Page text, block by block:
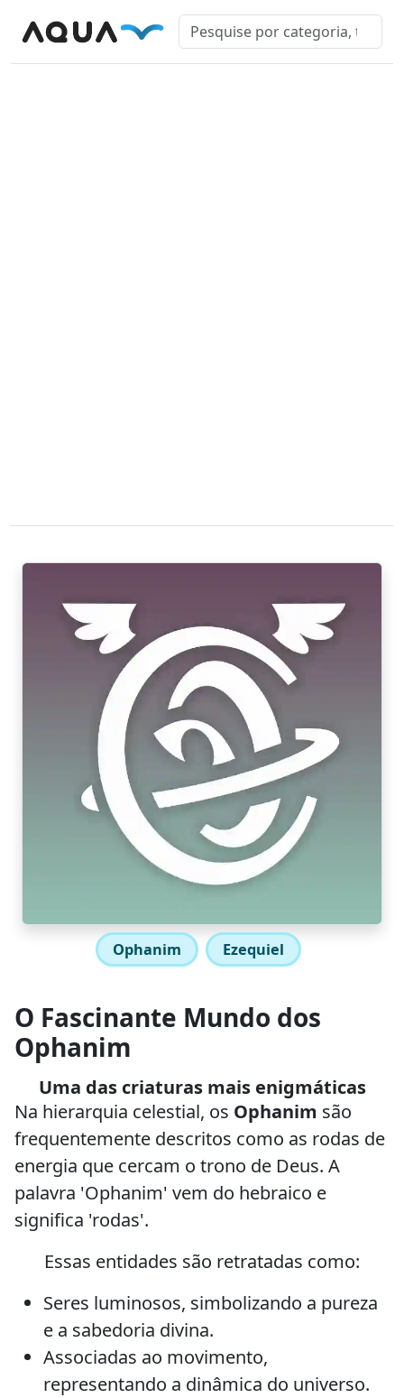
Ophanim Ezequiel
O Fascinante Mundo dos
Ophanim
Uma das criaturas mais enigmáticas
Na hierarquia celestial, os Ophanim são
frequentemente descritos como as rodas de
energia que cercam o trono de Deus. A
palavra 'Ophanim' vem do hebraico e
significa 'rodas'.
Essas entidades são retratadas como:
Seres luminosos, simbolizando a pureza
e a sabedoria divina.
Associadas ao movimento,
representando a dinâmica do universo.